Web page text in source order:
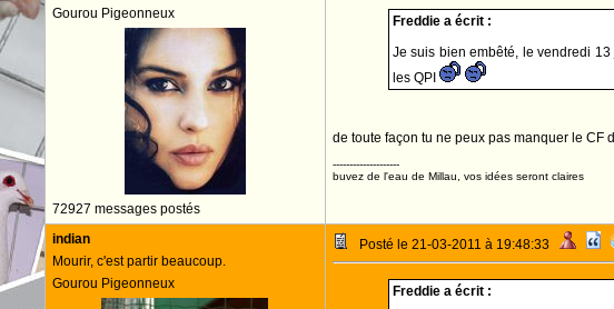
Gourou Pigeonneux
72927 messages postés
Freddie a écrit :
Je suis bien embêté, le vendredi
les QPI
de toute façon tu ne peux pas manquer le CF
--------------------
buvez de l'eau de Millau, vos idées seront claires
indian
Mourir, c'est partir beaucoup.
Gourou Pigeonneux
Posté le 21-03-2011 à 19:48:33
Freddie a écrit :